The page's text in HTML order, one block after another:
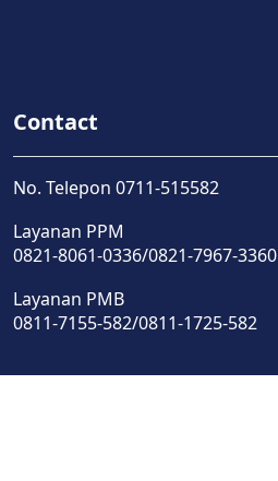
Contact
No. Telepon 0711-515582
Layanan PPM
0821-8061-0336/0821-7967-3360
Layanan PMB
0811-7155-582/0811-1725-582